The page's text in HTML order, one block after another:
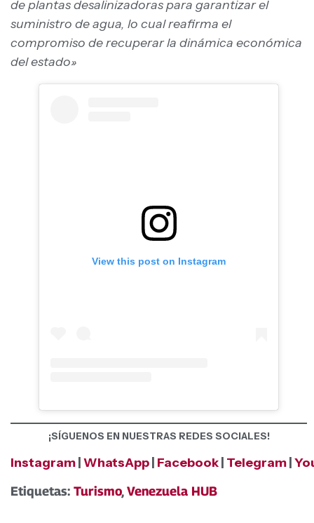
de plantas desalinizadoras para garantizar el
suministro de agua, lo cual reafirma el
compromiso de recuperar la dinámica económica
del estado»
View this post on Instagram
¡SÍGUENOS EN NUESTRAS REDES SOCIALES!
Instagram|WhatsApp| Facebook| Telegram|
Etiquetas: Turismo,Venezuela HUB